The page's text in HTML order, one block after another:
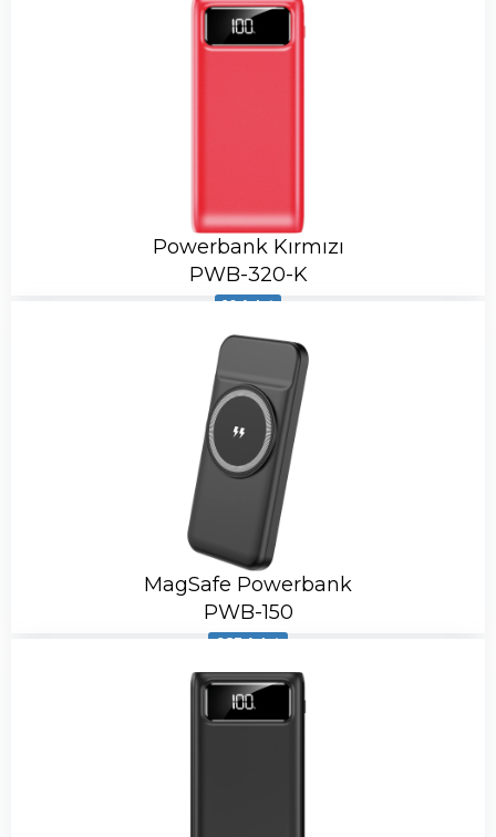
Powerbank Kırmızı
PWB-320-K
10 Adet
MagSafe Powerbank
PWB-150
983 Adet